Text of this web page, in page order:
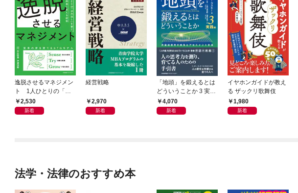
逸脱させるマネジメン
ト 1人ひとりの「は
み出し」を育て、組織
の成長に変える技術
2,530
新着
経営戦略
2,970
新着
「地頭」を鍛えるとは
どういうことか 3 実践
編 弁証法思考の体系
とアセスメント手法
4,070
新着
イヤホンガイドが教え
る ザックリ歌舞伎
1,980
新着
法学・法律のおすすめ本